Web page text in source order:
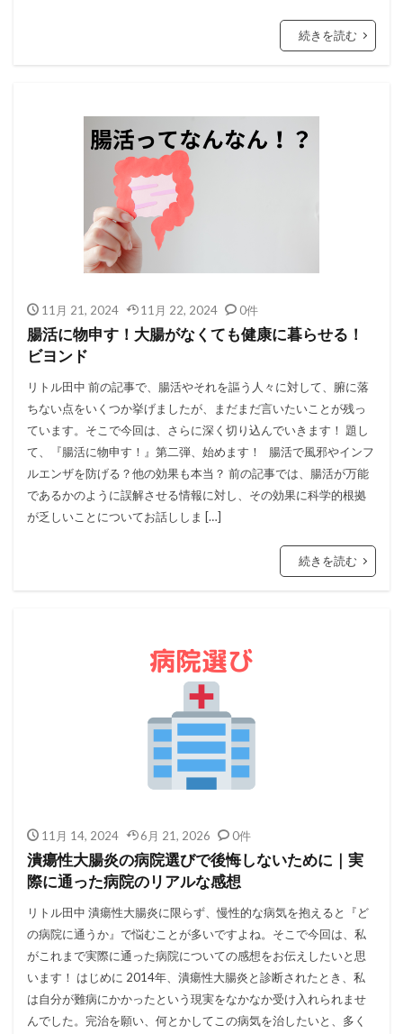
続きを読む
11月 21, 2024 11月 22, 2024 0件
腸活に物申す！大腸がなくても健康に暮らせる！
ビヨンド
リトル田中 前の記事で、腸活やそれを謳う人々に対して、腑に落
ちない点をいくつか挙げましたが、まだまだ言いたいことが残っ
ています。そこで今回は、さらに深く切り込んでいきます！ 題し
て、『腸活に物申す！』第二弾、始めます！ 腸活で風邪やインフ
ルエンザを防げる？他の効果も本当？ 前の記事では、腸活が万能
であるかのように誤解させる情報に対し、その効果に科学的根拠
が乏しいことについてお話ししま […]
続きを読む
11月 14, 2024 6月 21, 2026 0件
潰瘍性大腸炎の病院選びで後悔しないために｜実
際に通った病院のリアルな感想
リトル田中 潰瘍性大腸炎に限らず、慢性的な病気を抱えると『ど
の病院に通うか』で悩むことが多いですよね。そこで今回は、私
がこれまで実際に通った病院についての感想をお伝えしたいと思
います！ はじめに 2014年、潰瘍性大腸炎と診断されたとき、私
は自分が難病にかかったという現実をなかなか受け入れられませ
んでした。完治を願い、何とかしてこの病気を治したいと、多く